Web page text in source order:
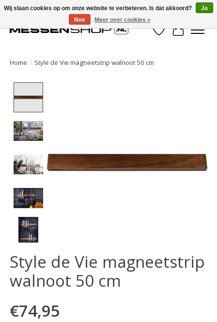
Verlanglijst
Home / Style de Vie magneetstrip walnoot 50 cm
Style de Vie magneetstrip
walnoot 50 cm
€74,95
Wij slaan cookies op om onze website te verbeteren. Is dat akkoord?
Ja
Nee
Meer over cookies »